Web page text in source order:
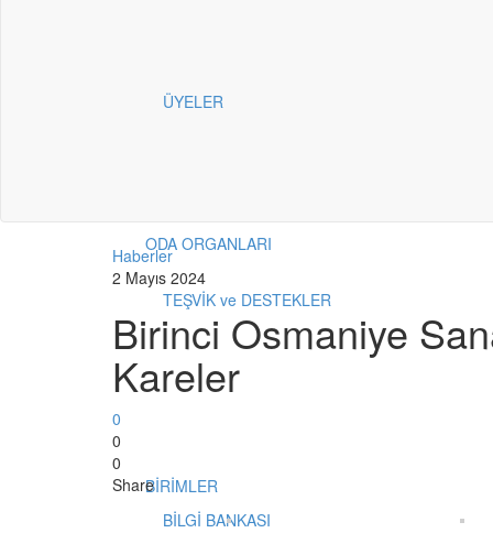
ÜYELER
TEŞVİK ve DESTEKLER
BİLGİ BANKASI
ODA ORGANLARI
BİRİMLER
Haberler
2 Mayıs 2024
Birinci Osmaniye
Kareler
0
0
0
Share